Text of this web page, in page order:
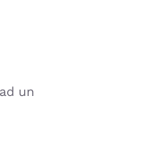
un